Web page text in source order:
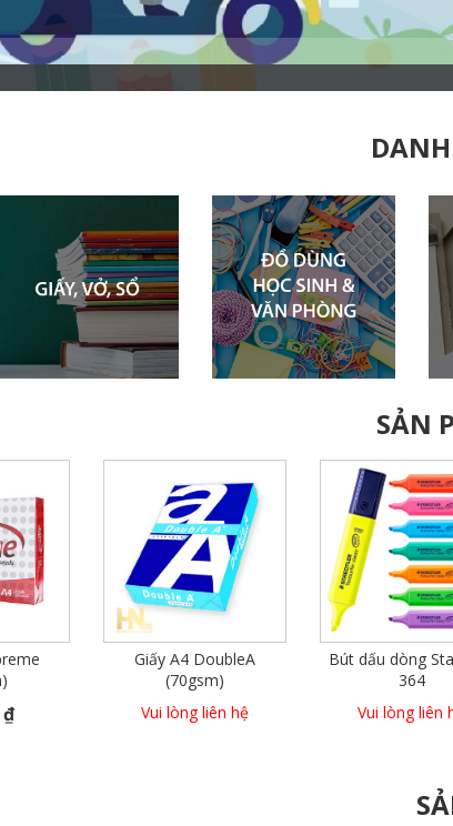
SẢN
Giấy A4 DoubleA
(70gsm)
Vui lòng liên hệ
Bút dấu dòng
364
Vui lòng liên